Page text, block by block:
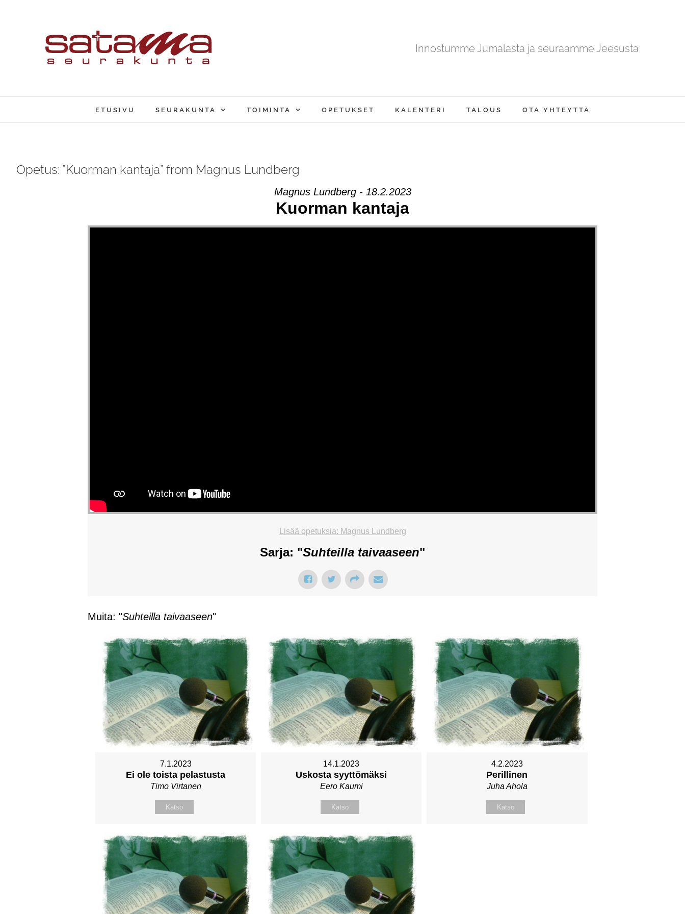
Innostumme Jumalasta ja seuraamme Jeesusta
ETUSIVU SEURAKUNTA TOIMINTA OPETUKSET KALENTERI TALOUS OTA YHTEYTTÄ
Opetus: ”Kuorman kantaja” from Magnus Lundberg
Magnus Lundberg - 18.2.2023
Kuorman kantaja
Lisää opetuksia: Magnus Lundberg
Sarja: "Suhteilla taivaaseen"
Muita: "Suhteilla taivaaseen"
7.1.2023
Ei ole toista pelastusta
Timo Virtanen
Katso
14.1.2023
Uskosta syyttömäksi
Eero Kaumi
Katso
4.2.2023
Perillinen
Juha Ahola
Katso